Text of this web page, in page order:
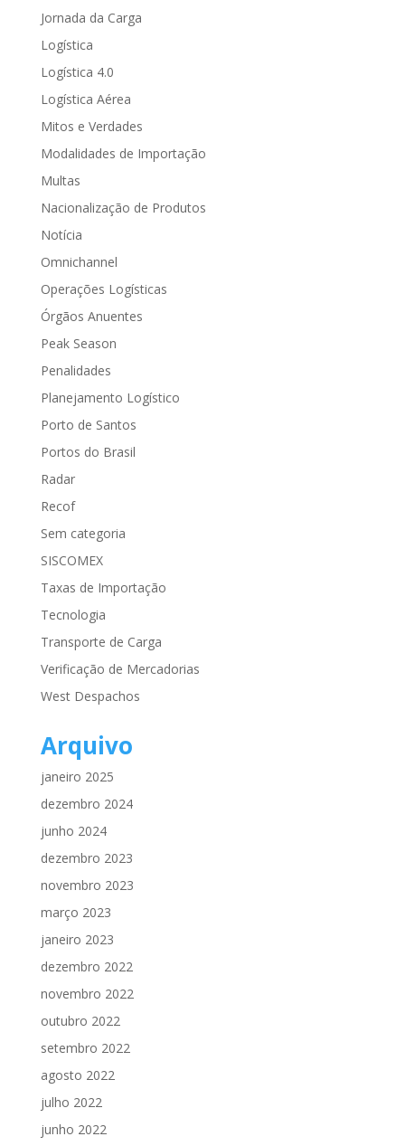
Jornada da Carga
Logística
Logística 4.0
Logística Aérea
Mitos e Verdades
Modalidades de Importação
Multas
Nacionalização de Produtos
Notícia
Omnichannel
Operações Logísticas
Órgãos Anuentes
Peak Season
Penalidades
Planejamento Logístico
Porto de Santos
Portos do Brasil
Radar
Recof
Sem categoria
SISCOMEX
Taxas de Importação
Tecnologia
Transporte de Carga
Verificação de Mercadorias
West Despachos
Arquivo
janeiro 2025
dezembro 2024
junho 2024
dezembro 2023
novembro 2023
março 2023
janeiro 2023
dezembro 2022
novembro 2022
outubro 2022
setembro 2022
agosto 2022
julho 2022
junho 2022